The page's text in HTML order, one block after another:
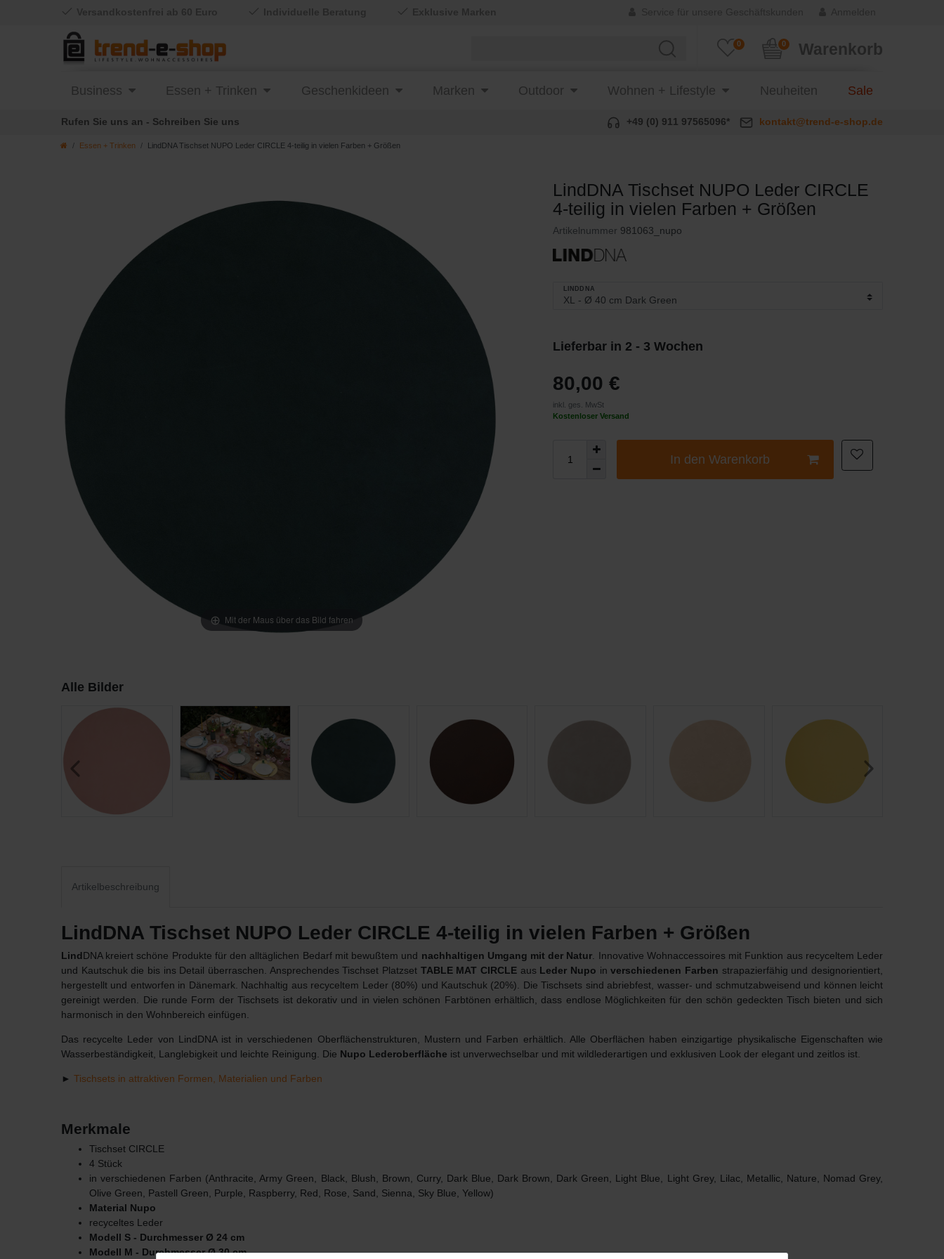
Essen + Trinken LindDNA Tischset NUPO Leder CIRCLE 4-teilig in vielen Farben + Größen
0 Warenkorb
0
Business Essen + Trinken Geschenkideen Marken Outdoor Wohnen + Lifestyle Neuheiten Sale
Rufen Sie uns an - Schreiben Sie uns +49 (0) 911 97565096* kontakt@trend-e-shop.de
Mit der Maus über das Bild fahren
LindDNA Tischset NUPO Leder CIRCLE
4-teilig in vielen Farben + Größen
Artikelnummer 981063_nupo
LINDDNA
Lieferbar in 2 - 3 Wochen
80,00 €
inkl. ges. MwSt
Kostenloser Versand
In den Warenkorb
Alle Bilder
Artikelbeschreibung
LindDNA Tischset NUPO Leder CIRCLE 4-teilig in vielen Farben + Größen
LindDNA kreiert schöne Produkte für den alltäglichen Bedarf mit bewußtem und nachhaltigen Umgang mit der Natur. Innovative Wohnaccessoires mit Funktion aus recyceltem Leder
und Kautschuk die bis ins Detail überraschen. Ansprechendes Tischset Platzset TABLE MAT CIRCLE aus Leder Nupo inverschiedenen Farben strapazierfähig und designorientiert,
hergestellt und entworfen in Dänemark. Nachhaltig aus recyceltem Leder (80%) und Kautschuk (20%). Die Tischsets sind abriebfest, wasser- und schmutzabweisend und können leicht
gereinigt werden. Die runde Form der Tischsets ist dekorativ und in vielen schönen Farbtönen erhältlich, dass endlose Möglichkeiten für den schön gedeckten Tisch bieten und sich
harmonisch in den Wohnbereich einfügen.
Das recycelte Leder von LindDNA ist in verschiedenen Oberflächenstrukturen, Mustern und Farben erhältlich. Alle Oberflächen haben einzigartige physikalische Eigenschaften wie
Wasserbeständigkeit, Langlebigkeit und leichte Reinigung. Die Nupo Lederoberfläche ist unverwechselbar und mit wildlederartigen und exklusiven Look der elegant und zeitlos ist.
► Tischsets in attraktiven Formen, Materialien und Farben
Merkmale
Tischset CIRCLE
4 Stück
in verschiedenen Farben (Anthracite, Army Green, Black, Blush, Brown, Curry, Dark Blue, Dark Brown, Dark Green, Light Blue, Light Grey, Lilac, Metallic, Nature, Nomad Grey,
Olive Green, Pastell Green, Purple, Raspberry, Red, Rose, Sand, Sienna, Sky Blue, Yellow)
Material Nupo
recyceltes Leder
Modell S - Durchmesser Ø 24 cm
Modell M - Durchmesser Ø 30 cm